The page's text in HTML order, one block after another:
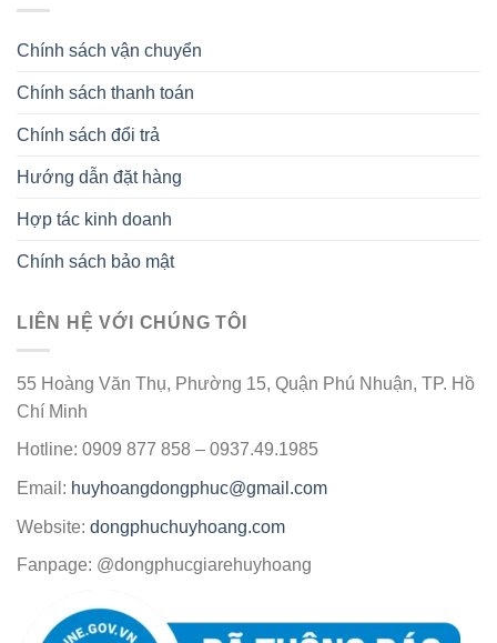
Chính sách vận chuyển
Chính sách thanh toán
Chính sách đổi trả
Hướng dẫn đặt hàng
Hợp tác kinh doanh
Chính sách bảo mật
LIÊN HỆ VỚI CHÚNG TÔI
55 Hoàng Văn Thụ, Phường 15, Quận Phú Nhuận, TP. Hồ
Chí Minh
Hotline: 0909 877 858 – 0937.49.1985
Email: huyhoangdongphuc@gmail.com
Website: dongphuchuyhoang.com
Fanpage: @dongphucgiarehuyhoang